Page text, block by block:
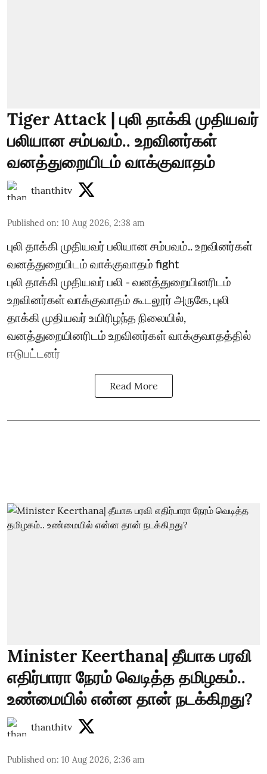
Tiger Attack | புலி தாக்கி முதியவர்
பலியான சம்பவம்.. உறவினர்கள்
வனத்துறையிடம் வாக்குவாதம்
thanthitv
Published on: 10 Aug 2026, 2:38 am
புலி தாக்கி முதியவர் பலியான சம்பவம்.. உறவினர்கள்
வனத்துறையிடம் வாக்குவாதம் fight
புலி தாக்கி முதியவர் பலி - வனத்துறையினரிடம்
உறவினர்கள் வாக்குவாதம் கூடலூர் அருகே, புலி
தாக்கி முதியவர் உயிரிழந்த நிலையில்,
வனத்துறையினரிடம் உறவினர்கள் வாக்குவாதத்தில்
ஈடுபட்டனர்
Read More
Minister Keerthana| தீயாக பரவி
எதிர்பாரா நேரம் வெடித்த தமிழகம்..
உண்மையில் என்ன தான் நடக்கிறது?
thanthitv
Published on: 10 Aug 2026, 2:36 am